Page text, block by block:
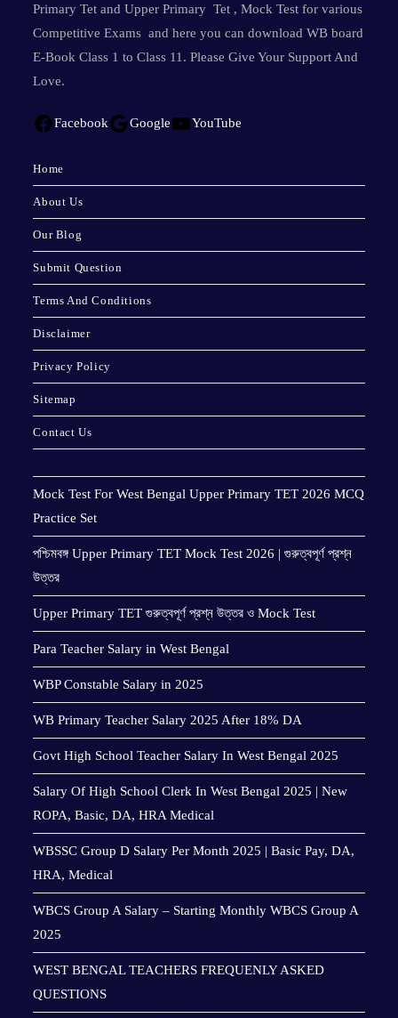
Primary Tet and Upper Primary Tet , Mock Test for various
Competitive Exams and here you can download WB board
E-Book Class 1 to Class 11. Please Give Your Support And
Love.
Facebook Google YouTube
Home
About Us
Our Blog
Submit Question
Terms And Conditions
Disclaimer
Privacy Policy
Sitemap
Contact Us
Mock Test For West Bengal Upper Primary TET 2026 MCQ
Practice Set
পশ্চিমবঙ্গ Upper Primary TET Mock Test 2026 | গুরুত্বপূর্ণ প্রশ্ন
উত্তর
Upper Primary TET গুরুত্বপূর্ণ প্রশ্ন উত্তর ও Mock Test
Para Teacher Salary in West Bengal
WBP Constable Salary in 2025
WB Primary Teacher Salary 2025 After 18% DA
Govt High School Teacher Salary In West Bengal 2025
Salary Of High School Clerk In West Bengal 2025 | New
ROPA, Basic, DA, HRA Medical
WBSSC Group D Salary Per Month 2025 | Basic Pay, DA,
HRA, Medical
WBCS Group A Salary – Starting Monthly WBCS Group A
2025
WEST BENGAL TEACHERS FREQUENLY ASKED
QUESTIONS